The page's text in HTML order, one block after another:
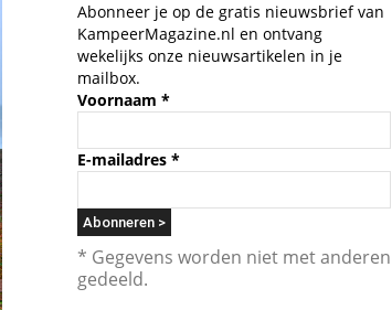
Abonneer je op de gratis nieuwsbrief van
KampeerMagazine.nl en ontvang
wekelijks onze nieuwsartikelen in je
mailbox.
Voornaam *
E-mailadres *
* Gegevens worden niet met anderen
gedeeld.